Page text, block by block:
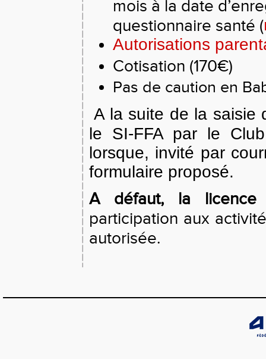
mois à la date
questionnaire santé (
Autorisations
Cotisation (170€)
Pas de caution en
A la suite de la saisie
le SI-FFA par le
lorsque, invité par
formulaire proposé.
A défaut, la licence
participation aux
autorisée.